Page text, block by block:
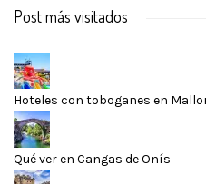
Post más visitados
Hoteles con toboganes en
Qué ver en Cangas de Onís